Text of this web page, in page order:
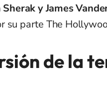
y James
su parte The
de la